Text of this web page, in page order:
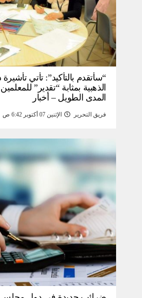
“سأتقدم بالتأكيد”: تأتي
الذهبية بمثابة “تقدير”
المدى الطويل – أخبار
فريق التحرير الإثنين 07 أكتوبر 6:42 ص